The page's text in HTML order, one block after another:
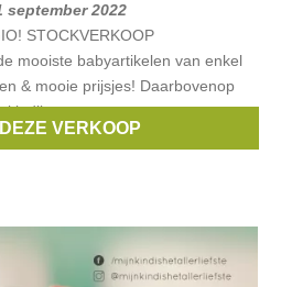
september 2022
STOCKVERKOOP
mooiste babyartikelen van enkel
& mooie prijsjes! Daarbovenop
,Name it,PERICLES
VERKOOP